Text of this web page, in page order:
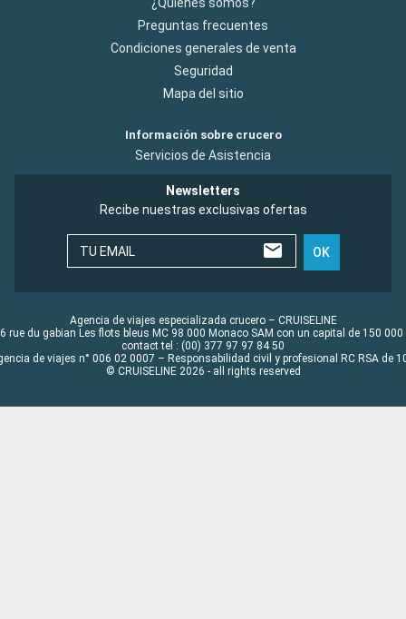
Preguntas frecuentes
Condiciones generales de venta
Seguridad
Mapa del sitio
Información sobre crucero
Servicios de Asistencia
Newsletters
Recibe nuestras exclusivas ofertas
TU EMAIL OK
Agencia de viajes especializada crucero – CRUISELINE
rue du gabian Les flots bleus MC 98 000 Monaco SAM con un capital de 150 000
contact tel : (00) 377 97 97 84 50
de viajes n° 006 02 0007 – Responsabilidad civil y profesional RC RSA de
© CRUISELINE 2026 - all rights reserved